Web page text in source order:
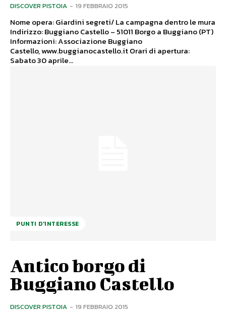
DISCOVER PISTOIA - 19 FEBBRAIO 2015
Nome opera: Giardini segreti/ La campagna dentro le mura
Indirizzo: Buggiano Castello – 51011 Borgo a Buggiano (PT)
Informazioni: Associazione Buggiano
Castello, www.buggianocastello.it Orari di apertura:
Sabato 30 aprile...
PUNTI D'INTERESSE
Antico borgo di
Buggiano Castello
DISCOVER PISTOIA - 19 FEBBRAIO 2015